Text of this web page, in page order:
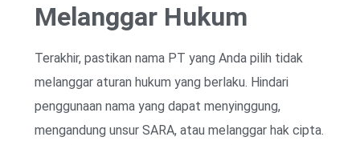
Melanggar Hukum
Terakhir, pastikan nama PT yang Anda pilih tidak
melanggar aturan hukum yang berlaku. Hindari
penggunaan nama yang dapat menyinggung,
mengandung unsur SARA, atau melanggar hak cipta.